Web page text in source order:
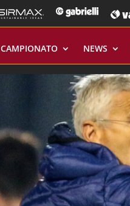
CAMPIONATO NEWS